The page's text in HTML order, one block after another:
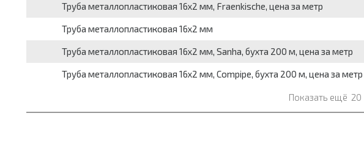
Труба металлопластиковая 16x2 мм, Fraenkische, цена за метр
Труба металлопластиковая 16x2 мм
Труба металлопластиковая 16x2 мм, Sanha, бухта 200 м, цена за метр
Труба металлопластиковая 16x2 мм, Compipe, бухта 200 м, цена за метр
Показать ещё 20